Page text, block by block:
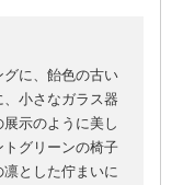
さんに、飴色の古い
小さなガラス器
示のように美し
トグリーンの椅子
とした佇まいに